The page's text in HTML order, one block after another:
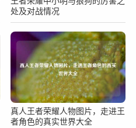
处及对战情况
真人王者荣耀人物图片，走进王
者角色的真实世界大全